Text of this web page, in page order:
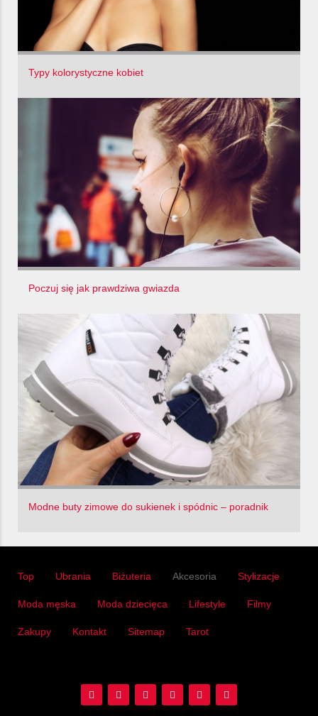
Typy kolorystyczne kobiet
Poczuj się jak prawdziwa gwiazda
Modne buty zimowe do sukienek i spódnic – poradnik
Top Ubrania Biżuteria Akcesoria Stylizacje
Moda męska Moda dziecięca Lifestyle Filmy
Zakupy Kontakt Sitemap Tarot